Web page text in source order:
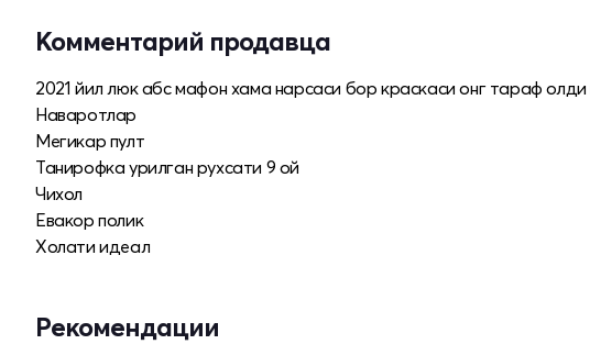
Комментарий продавца
2021 йил люк абс мафон хама нарсаси бор краскаси онг тараф
Наваротлар
Мегикар пулт
Танирофка урилган рухсати 9 ой
Чихол
Евакор полик
Холати идеал
Рекомендации